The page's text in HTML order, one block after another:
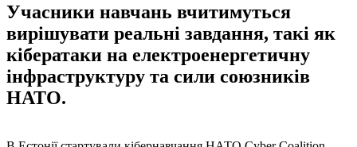
Учасники навчань вчитимуться
вирішувати реальні завдання, такі як
кібератаки на електроенергетичну
інфраструктуру та сили союзників
НАТО.